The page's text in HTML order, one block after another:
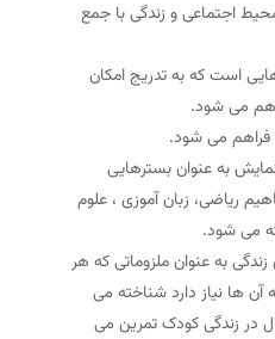
اجتماعی و زندگی با جمع
است که به تدریج امکان
می شود.
فراهم می شود.
به عنوان بسترهایی
ریاضی، زبان آموزی ، علوم
می شود.
به عنوان ملزوماتی که هر
آن ها نیاز دارد شناخته می
در زندگی کودک تمرین می